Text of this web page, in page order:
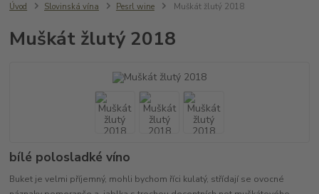
Úvod Slovinská vína Pesrl wine Muškát žlutý 2018
Muškát žlutý 2018
bílé polosladké víno
Buket je velmi příjemný, mohli bychom říci kulatý, střídají se ovocné